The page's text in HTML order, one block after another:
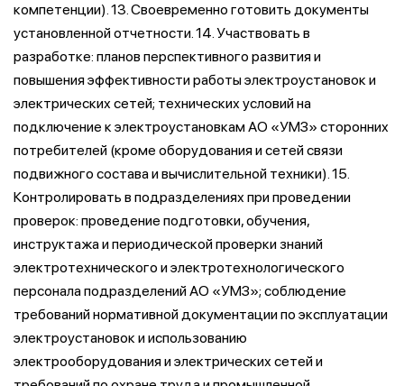
компетенции). 13. Своевременно готовить документы
установленной отчетности. 14. Участвовать в
разработке: планов перспективного развития и
повышения эффективности работы электроустановок и
электрических сетей; технических условий на
подключение к электроустановкам АО «УМЗ» сторонних
потребителей (кроме оборудования и сетей связи
подвижного состава и вычислительной техники). 15.
Контролировать в подразделениях при проведении
проверок: проведение подготовки, обучения,
инструктажа и периодической проверки знаний
электротехнического и электротехнологического
персонала подразделений АО «УМЗ»; соблюдение
требований нормативной документации по эксплуатации
электроустановок и использованию
электрооборудования и электрических сетей и